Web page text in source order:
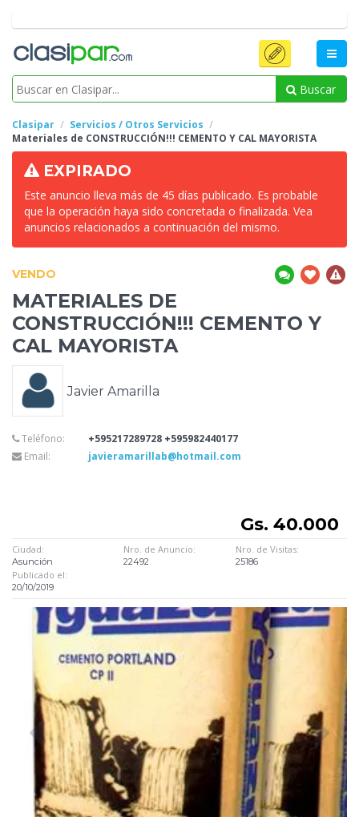
Buscar
Clasipar
Servicios / Otros Servicios
Materiales de CONSTRUCCIÓN!!! CEMENTO Y CAL MAYORISTA
EXPIRADO
Este anuncio lleva más de 45 días publicado. Es probable
que la operación haya sido concretada o finalizada. Vea
anuncios relacionados a continuación del mismo.
VENDO
MATERIALES DE
CONSTRUCCIÓN!!! CEMENTO Y
CAL MAYORISTA
Javier Amarilla
Teléfono:
+595217289728 +595982440177
Email:
javieramarillab@hotmail.com
Gs. 40.000
Ciudad:
Asunción
Nro. de Anuncio:
22492
Nro. de Visitas:
25186
Publicado el:
20/10/2019